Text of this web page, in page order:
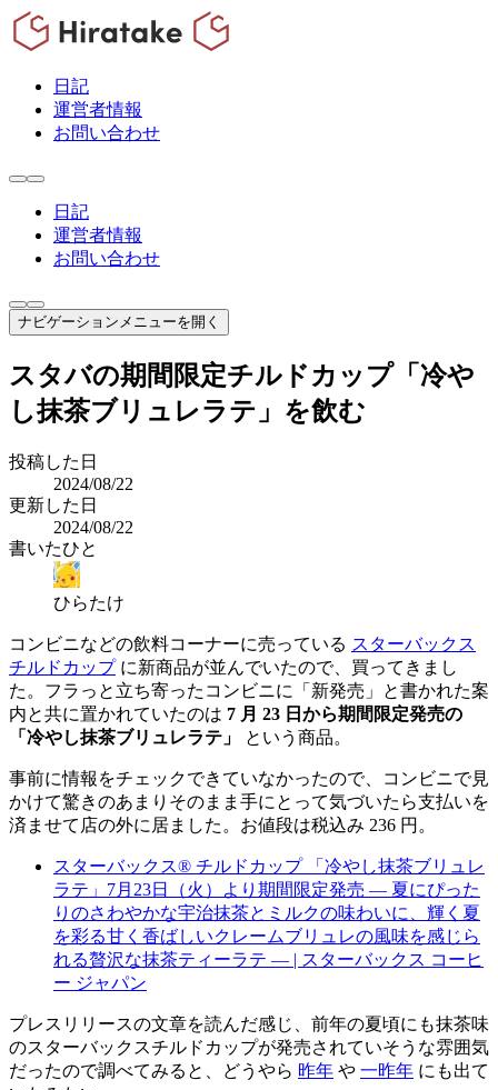
日記
運営者情報
お問い合わせ
日記
運営者情報
お問い合わせ
ナビゲーションメニューを開く
スタバの期間限定チルドカップ「冷や
し抹茶ブリュレラテ」を飲む
投稿した日
2024/08/22
更新した日
2024/08/22
書いたひと
ひらたけ
コンビニなどの飲料コーナーに売っている スターバックス
チルドカップに新商品が並んでいたので、買ってきまし
た。フラっと立ち寄ったコンビニに「新発売」と書かれた案
内と共に置かれていたのは 7 月 23 日から期間限定発売の
「冷やし抹茶ブリュレラテ」
という商品。
事前に情報をチェックできていなかったので、コンビニで見
かけて驚きのあまりそのまま手にとって気づいたら支払いを
済ませて店の外に居ました。お値段は税込み 236 円。
スターバックス® チルドカップ 「冷やし抹茶ブリュレ
ラテ」7月23日（火）より期間限定発売 ― 夏にぴった
りのさわやかな宇治抹茶とミルクの味わいに、輝く夏
を彩る甘く香ばしいクレームブリュレの風味を感じら
れる贅沢な抹茶ティーラテ ― | スターバックス コーヒ
ー ジャパン
プレスリリースの文章を読んだ感じ、前年の夏頃にも抹茶味
のスターバックスチルドカップが発売されていそうな雰囲気
だったので調べてみると、どうやら 昨年 や 一昨年 にも出て